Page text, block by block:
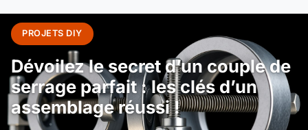
PROJETS DIY
Dévoilez le secret d’un couple de
serrage parfait : les clés d’un
assemblage réussi !